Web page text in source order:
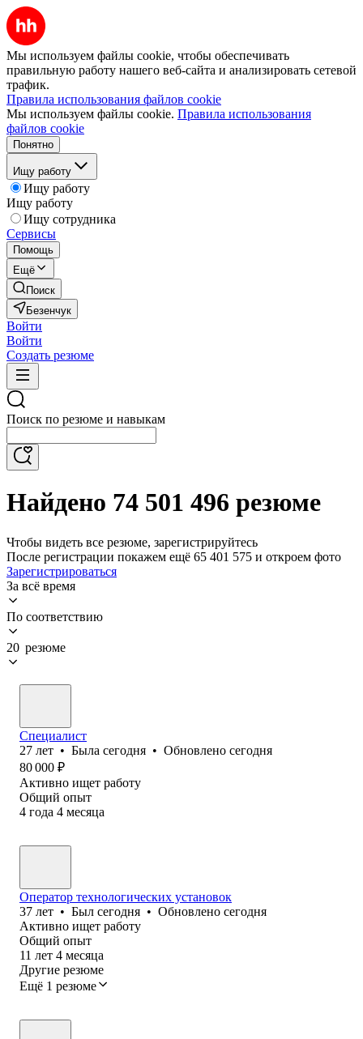
Мы используем файлы cookie, чтобы обеспечивать
правильную работу нашего веб-сайта и анализировать сетевой
трафик.
Правила использования файлов cookie
Мы используем файлы cookie. Правила использования
файлов cookie
Понятно
Ищу работу
Ищу работу
Ищу работу
Ищу сотрудника
Сервисы
Помощь
Ещё
Поиск
Безенчук
Войти
Войти
Создать резюме
Поиск по резюме и навыкам
Найдено 74 501 496 резюме
Чтобы видеть все резюме, зарегистрируйтесь
После регистрации покажем ещё 65 401 575 и откроем фото
Зарегистрироваться
За всё время
По соответствию
20 резюме
Специалист
27 лет • Была сегодня • Обновлено сегодня
80 000 ₽
Активно ищет работу
Общий опыт
4 года 4 месяца
Оператор технологических установок
37 лет • Был сегодня • Обновлено сегодня
Активно ищет работу
Общий опыт
11 лет 4 месяца
Другие резюме
Ещё 1 резюме